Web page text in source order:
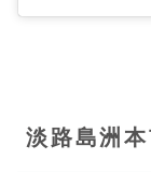
淡路島洲